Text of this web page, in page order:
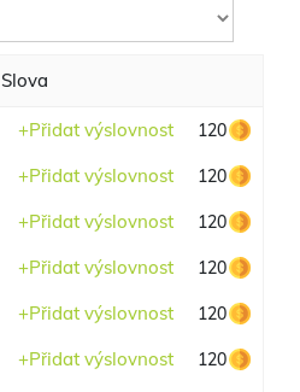
Slova
+Přidat výslovnost 120
+Přidat výslovnost 120
+Přidat výslovnost 120
+Přidat výslovnost 120
+Přidat výslovnost 120
+Přidat výslovnost 120